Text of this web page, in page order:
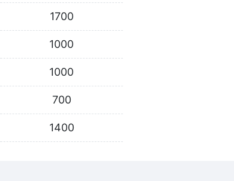
1700
1000
1000
700
1400